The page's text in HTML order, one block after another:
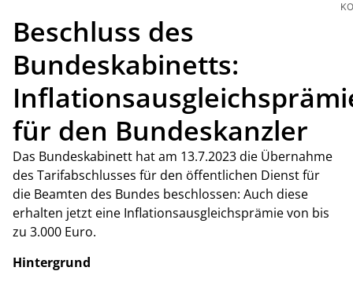
Beschluss des
Bundeskabinetts:
für den Bundeskanzler
Das Bundeskabinett hat am 13.7.2023 die Übernahme
des Tarifabschlusses für den öffentlichen Dienst für
die Beamten des Bundes beschlossen: Auch diese
erhalten jetzt eine Inflationsausgleichsprämie von bis
zu 3.000 Euro.
Hintergrund